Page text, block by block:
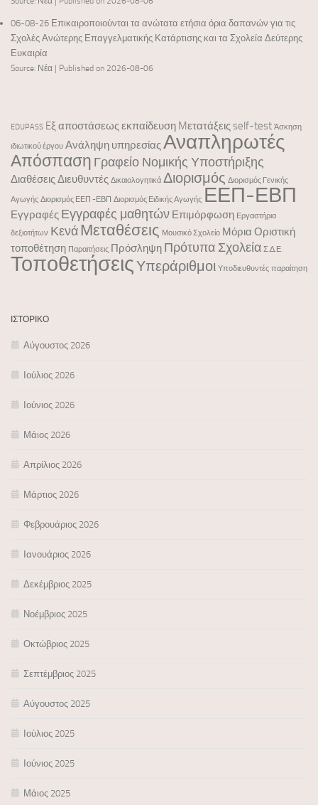
06-08-26 Επικαιροποιούνται τα ανώτατα ετήσια όρια δαπανών για τις
Σχολές Ανώτερης Επαγγελματικής Κατάρτισης και τα Σχολεία Δεύτερης
Ευκαιρία
Source: Νέα Published on 2026-08-06
EDUPASS Eξ αποστάσεως εκπαίδευση Mετατάξειςself-test Άσκηση
ιδιωτικού έργου Ανάληψη υπηρεσίαςΑναπληρωτές
Απόσπαση Γραφείο Νομικής Υποστήριξης
ΔιαθέσειςΔιευθυντές Δικαιολογητικά Διορισμός Διορισμός Γενικής
Αγωγής Διορισμός ΕΕΠ -ΕΒΠ Διορισμός Ειδικής Αγωγής ΕΕΠ-ΕΒΠ
Εγγραφές Εγγραφές μαθητών Επιμόρφωση Εργαστήρια
δεξιοτήτων Κενά Μεταθέσεις Μουσικό Σχολείο Μόρια Οριστική
τοποθέτηση Παραιτήσεις Πρόσληψη Πρότυπα Σχολεία Σ.Δ.Ε.
ΤοποθετήσειςΥπεράριθμοι Υποδιευθυντές παραίτηση
ΙΣΤΟΡΙΚΌ
Αύγουστος 2026
Ιούλιος 2026
Ιούνιος 2026
Μάιος 2026
Απρίλιος 2026
Μάρτιος 2026
Φεβρουάριος 2026
Ιανουάριος 2026
Δεκέμβριος 2025
Νοέμβριος 2025
Οκτώβριος 2025
Σεπτέμβριος 2025
Αύγουστος 2025
Ιούλιος 2025
Ιούνιος 2025
Μάιος 2025